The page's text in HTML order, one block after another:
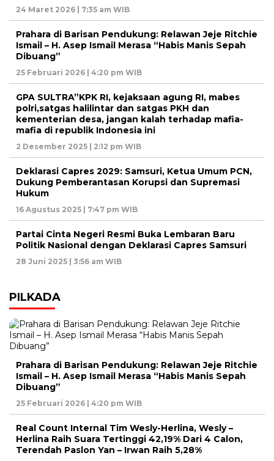
24 Maret 2026 | 7:35 am WIB
Prahara di Barisan Pendukung: Relawan Jeje Ritchie
Ismail – H. Asep Ismail Merasa “Habis Manis Sepah
Dibuang”
25 Februari 2026 | 4:20 pm WIB
GPA SULTRA”KPK RI, kejaksaan agung RI, mabes
polri,satgas halilintar dan satgas PKH dan
kementerian desa, jangan kalah terhadap mafia-
mafia di republik Indonesia ini
2 Desember 2025 | 2:12 pm WIB
Deklarasi Capres 2029: Samsuri, Ketua Umum PCN,
Dukung Pemberantasan Korupsi dan Supremasi
Hukum
16 Agustus 2025 | 7:47 pm WIB
Partai Cinta Negeri Resmi Buka Lembaran Baru
Politik Nasional dengan Deklarasi Capres Samsuri
28 Juni 2025 | 3:56 am WIB
PILKADA
Prahara di Barisan Pendukung: Relawan Jeje Ritchie
Ismail – H. Asep Ismail Merasa “Habis Manis Sepah
Dibuang”
25 Februari 2026 | 4:20 pm WIB
Real Count Internal Tim Wesly-Herlina, Wesly –
Herlina Raih Suara Tertinggi 42,19% Dari 4 Calon,
Terendah Paslon Yan – Irwan Raih 5,28%